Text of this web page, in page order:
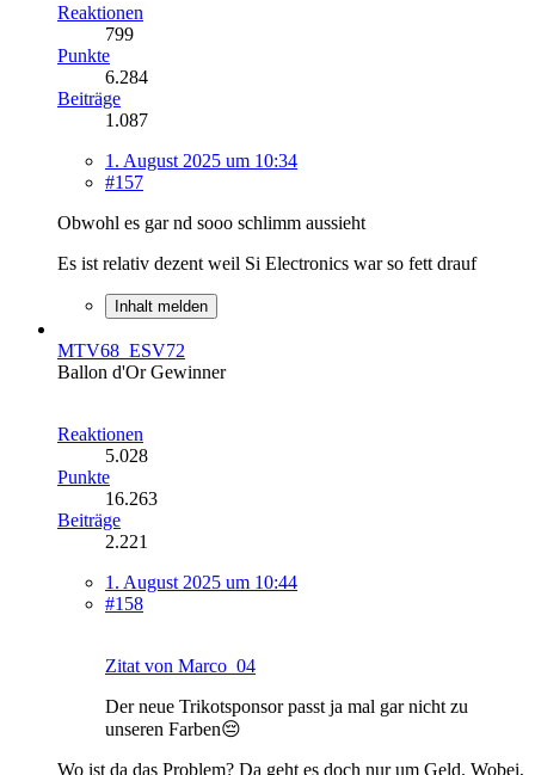
Reaktionen
799
Punkte
6.284
Beiträge
1.087
1. August 2025 um 10:34
#157
Obwohl es gar nd sooo schlimm aussieht
Es ist relativ dezent weil Si Electronics war so fett drauf
Inhalt melden
MTV68_ESV72
Ballon d'Or Gewinner
Reaktionen
5.028
Punkte
16.263
Beiträge
2.221
1. August 2025 um 10:44
#158
Zitat von Marco_04
Der neue Trikotsponsor passt ja mal gar nicht zu
unseren Farben😔
Wo ist da das Problem? Da geht es doch nur um Geld. Wobei,